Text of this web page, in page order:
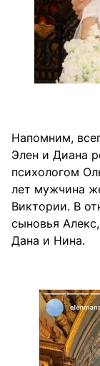
Напомним,
Элен и Диана
психологом
лет мужчина
Виктории. В
сыновья
Дана и Нина.